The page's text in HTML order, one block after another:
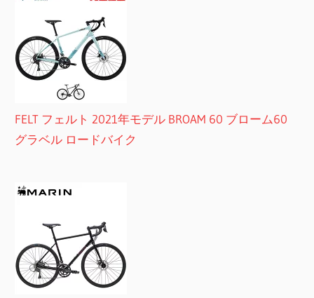
FELT フェルト 2021年モデル BROAM 60 ブローム60
グラベル ロードバイク